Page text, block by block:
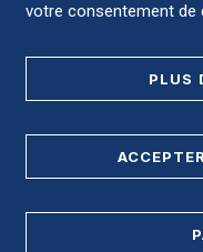
votre consentement de
PLUS